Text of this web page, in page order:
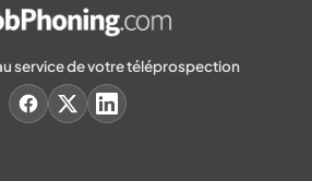
service de votre téléprospection